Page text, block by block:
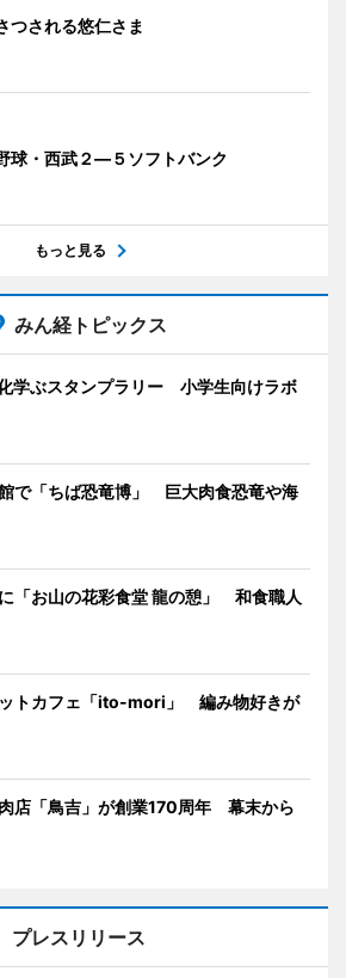
つされる悠仁さま
球・西武２―５ソフトバンク
もっと見る
みん経トピックス
学ぶスタンプラリー 小学生向けラボ
で「ちば恐竜博」 巨大肉食恐竜や海
「お山の花彩食堂 龍の憩」 和食職人
トカフェ「ito-mori」 編み物好きが
店「鳥吉」が創業170周年 幕末から
プレスリリース